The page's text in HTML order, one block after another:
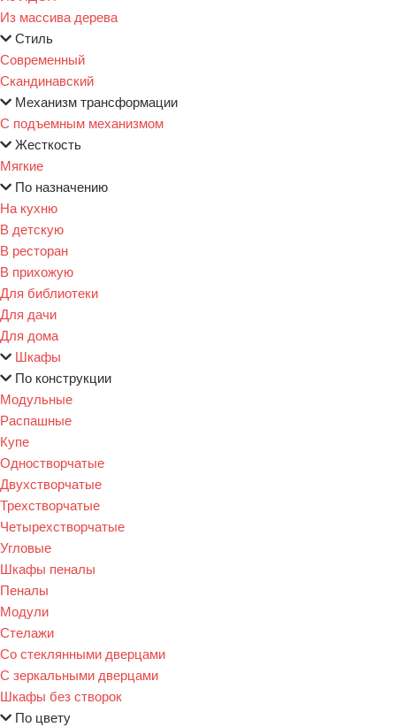
Из массива дерева
Стиль
Современный
Скандинавский
Механизм трансформации
С подъемным механизмом
Жесткость
Мягкие
По назначению
На кухню
В детскую
В ресторан
В прихожую
Для библиотеки
Для дачи
Для дома
Шкафы
По конструкции
Модульные
Распашные
Купе
Одностворчатые
Двухстворчатые
Трехстворчатые
Четырехстворчатые
Угловые
Шкафы пеналы
Пеналы
Модули
Стелажи
Со стеклянными дверцами
С зеркальными дверцами
Шкафы без створок
По цвету